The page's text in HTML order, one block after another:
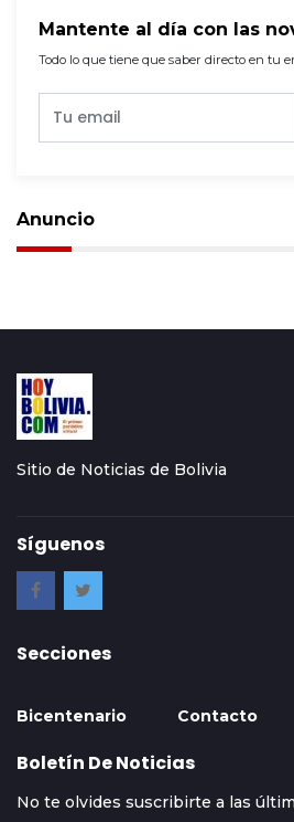
Mantente al día con las
Todo lo que tiene que saber directo en tu
Anuncio
Sitio de Noticias de Bolivia
Síguenos
Secciones
Bicentenario Contacto
Boletín De Noticias
No te olvides suscribirte a las